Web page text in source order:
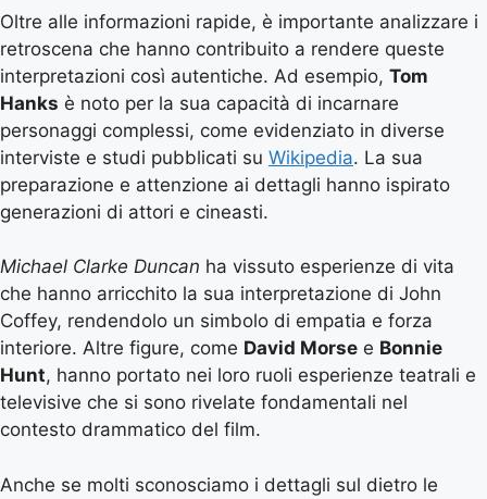
Oltre alle informazioni rapide, è importante analizzare i
retroscena che hanno contribuito a rendere queste
interpretazioni così autentiche. Ad esempio, Tom
Hanks è noto per la sua capacità di incarnare
personaggi complessi, come evidenziato in diverse
interviste e studi pubblicati su Wikipedia. La sua
preparazione e attenzione ai dettagli hanno ispirato
generazioni di attori e cineasti.
Michael Clarke Duncan ha vissuto esperienze di vita
che hanno arricchito la sua interpretazione di John
Coffey, rendendolo un simbolo di empatia e forza
interiore. Altre figure, come David Morse e Bonnie
Hunt, hanno portato nei loro ruoli esperienze teatrali e
televisive che si sono rivelate fondamentali nel
contesto drammatico del film.
Anche se molti sconosciamo i dettagli sul dietro le